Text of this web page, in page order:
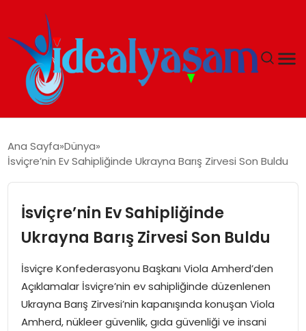
GÜNDEM
EKONOMI
İDEAL YAŞAM
İDEAL SPOR
YAŞAM
Ana Sayfa Dünya
İsviçre’nin Ev Sahipliğinde Ukrayna Barış Zirvesi Son Buldu
İsviçre’nin Ev Sahipliğinde
Ukrayna Barış Zirvesi Son Buldu
İsviçre Konfederasyonu Başkanı Viola Amherd’den
Açıklamalar İsviçre’nin ev sahipliğinde düzenlenen
Ukrayna Barış Zirvesi’nin kapanışında konuşan Viola
Amherd, nükleer güvenlik, gıda güvenliği ve insani